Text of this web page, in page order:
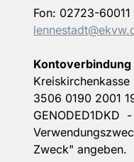
Fon: 02723-60011
Kontoverbindung
3506 0190 2001
GENODED1DKD
Zweck" angeben.